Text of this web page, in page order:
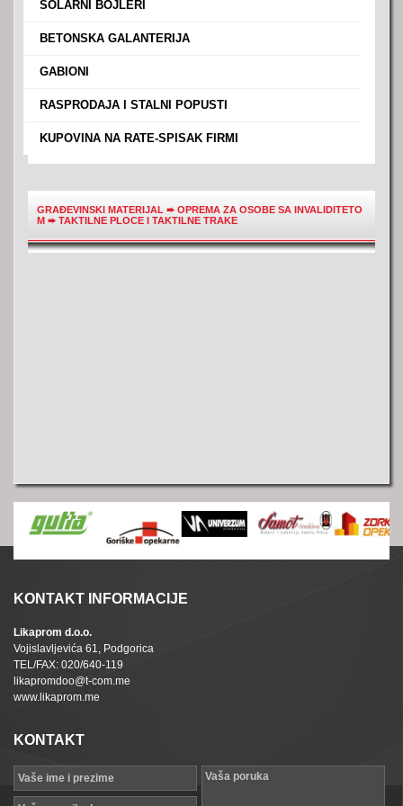
SOLARNI BOJLERI
BETONSKA GALANTERIJA
GABIONI
RASPRODAJA I STALNI POPUSTI
KUPOVINA NA RATE-SPISAK FIRMI
GRAĐEVINSKI MATERIJAL ➨OPREMA ZA OSOBE SA INVALIDITETO
M ➨TAKTILNE PLOCE I TAKTILNE TRAKE
KONTAKT INFORMACIJE
Likaprom d.o.o.
Vojislavljevića 61, Podgorica
TEL/FAX: 020/640-119
likapromdoo@t-com.me
www.likaprom.me
KONTAKT